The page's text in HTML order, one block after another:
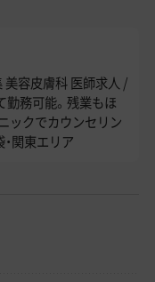
美容皮膚科 医師求人 /
務可能。残業もほ
ックでカウンセリン
関東エリア